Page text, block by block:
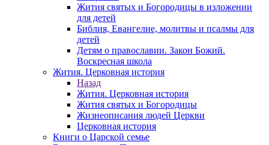
Жития святых и Богородицы в изложении
для детей
Библия, Евангелие, молитвы и псалмы для
детей
Детям о православии. Закон Божий.
Воскресная школа
Жития. Церковная история
Назад
Жития. Церковная история
Жития святых и Богородицы
Жизнеописания людей Церкви
Церковная история
Книги о Царской семье